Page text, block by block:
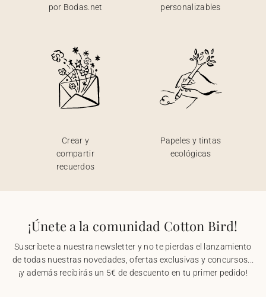
por Bodas.net
personalizables
Crear y
compartir
recuerdos
Papeles y tintas
ecológicas
¡Únete a la comunidad Cotton Bird!
Suscríbete a nuestra newsletter y no te pierdas el lanzamiento
de todas nuestras novedades, ofertas exclusivas y concursos...
¡y además recibirás un 5€ de descuento en tu primer pedido!